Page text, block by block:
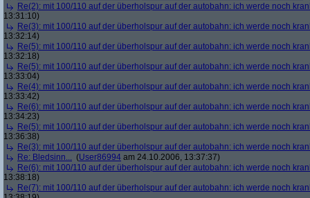
Re(2): mit 100/110 auf der überholspur auf der autobahn: ich werde noch
13:31:10)
Re(3): mit 100/110 auf der überholspur auf der autobahn: ich werde noch
13:32:14)
Re(5): mit 100/110 auf der überholspur auf der autobahn: ich werde noch
13:32:18)
Re(5): mit 100/110 auf der überholspur auf der autobahn: ich werde noch
13:33:04)
Re(4): mit 100/110 auf der überholspur auf der autobahn: ich werde noch
13:33:42)
Re(6): mit 100/110 auf der überholspur auf der autobahn: ich werde noch
13:34:23)
Re(5): mit 100/110 auf der überholspur auf der autobahn: ich werde noch
13:36:38)
Re(3): mit 100/110 auf der überholspur auf der autobahn: ich werde noch
Re: Bledsinn... (User86994 am 24.10.2006, 13:37:37)
Re(6): mit 100/110 auf der überholspur auf der autobahn: ich werde noch
13:38:18)
Re(7): mit 100/110 auf der überholspur auf der autobahn: ich werde noch